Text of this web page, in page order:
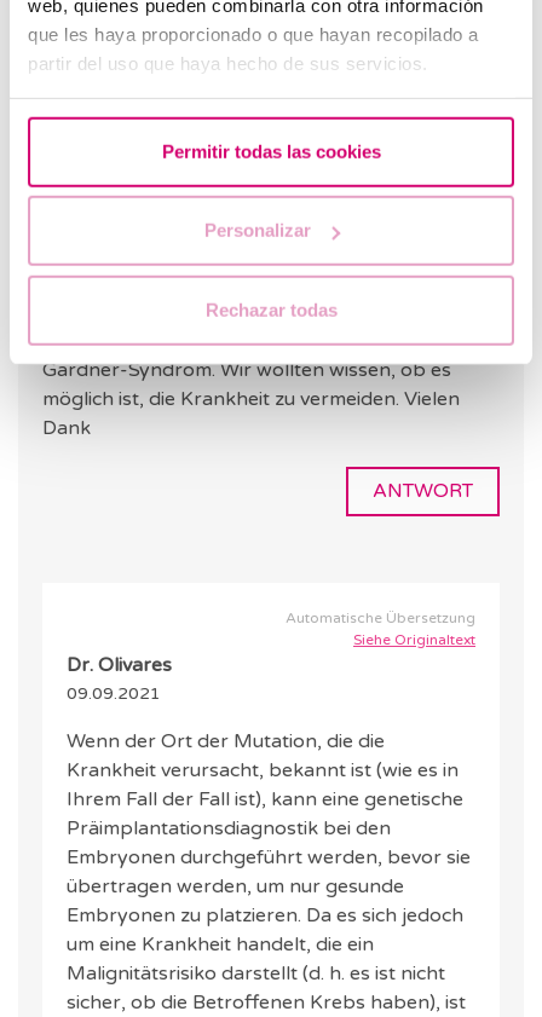
web, quienes pueden combinarla con otra información
que les haya proporcionado o que hayan recopilado a
partir del uso que haya hecho de sus servicios.
Permitir todas las cookies
Personalizar
Rechazar todas
ANTWORT
Automatische Übersetzung
25.08.2021
Hallo, mein Partner und seine gesamte Familie
leiden an familiärer adenomatöser Polyposis mit
Gardner-Syndrom. Wir wollten wissen, ob es
möglich ist, die Krankheit zu vermeiden. Vielen
Dank
ANTWORT
Automatische Übersetzung
Siehe Originaltext
Dr. Olivares
09.09.2021
Wenn der Ort der Mutation, die die
Krankheit verursacht, bekannt ist (wie es in
Ihrem Fall der Fall ist), kann eine genetische
Präimplantationsdiagnostik bei den
Embryonen durchgeführt werden, bevor sie
übertragen werden, um nur gesunde
Embryonen zu platzieren. Da es sich jedoch
um eine Krankheit handelt, die ein
Malignitätsrisiko darstellt (d. h. es ist nicht
sicher, ob die Betroffenen Krebs haben), ist